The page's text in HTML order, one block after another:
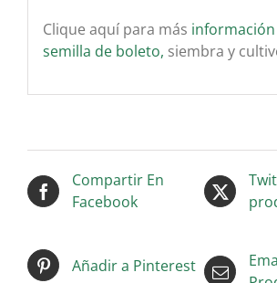
Clique aquí para más
semilla de boleto, siembra y
Compartir En
Facebook
Añadir a Pinterest